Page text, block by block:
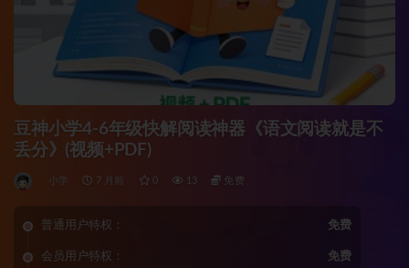
豆神小学4-6年级快解阅读神器《语文阅读就是不
丢分》(视频+PDF)
小学 7 月前 0 13 免费
普通用户特权： 免费
会员用户特权： 免费